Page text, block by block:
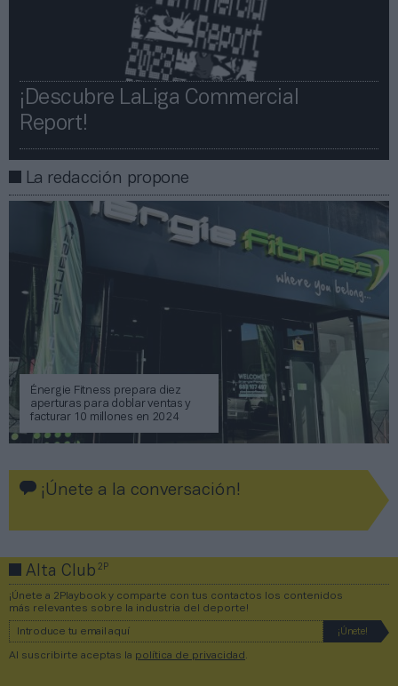
¡Descubre LaLiga Commercial
Report!​​
La redacción propone
Énergie Fitness prepara diez
aperturas para doblar ventas y
facturar 10 millones en 2024
¡Únete a la conversación!
Alta Club2P
¡Únete a 2Playbook y comparte con tus contactos los contenidos
más relevantes sobre la industria del deporte!
Al suscribirte aceptas la política de privacidad